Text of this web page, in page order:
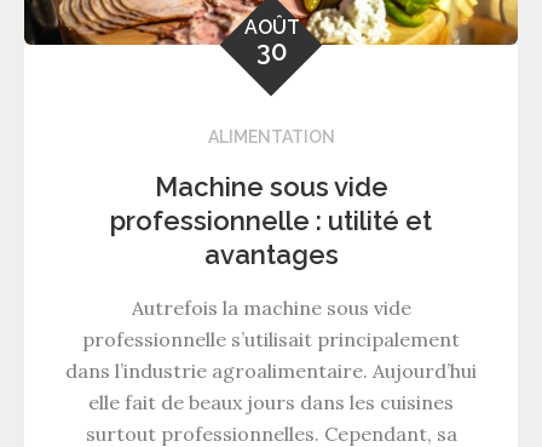
AOÛT
30
ALIMENTATION
Machine sous vide
professionnelle : utilité et
avantages
Autrefois la machine sous vide
professionnelle s’utilisait principalement
dans l’industrie agroalimentaire. Aujourd’hui
elle fait de beaux jours dans les cuisines
surtout professionnelles. Cependant, sa